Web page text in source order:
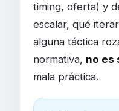
timing, oferta) y
escalar, qué
alguna táctica
normativa, no es
mala práctica.